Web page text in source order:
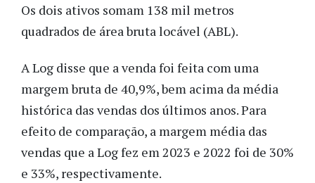
Os dois ativos somam 138 mil metros
quadrados de área bruta locável (ABL).
A Log disse que a venda foi feita com uma
margem bruta de 40,9%, bem acima da média
histórica das vendas dos últimos anos. Para
efeito de comparação, a margem média das
vendas que a Log fez em 2023 e 2022 foi de 30%
e 33%, respectivamente.